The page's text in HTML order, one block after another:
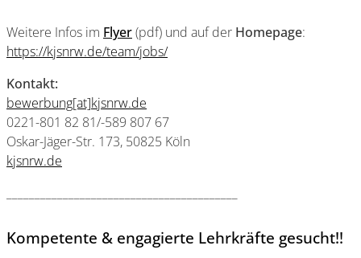
Weitere Infos im Flyer(pdf) und auf der Homepage:
https://kjsnrw.de/team/jobs/
Kontakt:
bewerbung[at]kjsnrw.de
0221-801 82 81/-589 807 67
Oskar-Jäger-Str. 173, 50825 Köln
kjsnrw.de
Kompetente & engagierte Lehrkräfte gesucht!!